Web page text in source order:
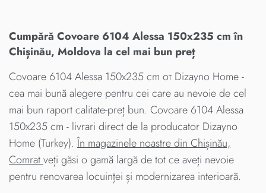
Cumpără Covoare 6104 Alessa 150x235 cm în
Chișinău, Moldova la cel mai bun preț
Covoare 6104 Alessa 150x235 cm от Dizayno Home -
cea mai bună alegere pentru cei care au nevoie de cel
mai bun raport calitate-preț bun. Covoare 6104 Alessa
150x235 cm - livrari direct de la producator Dizayno
Home (Turkey).În magazinele noastre din Chișinău,
Comratveți găsi o gamă largă de tot ce aveți nevoie
pentru renovarea locuinței și modernizarea interioară.